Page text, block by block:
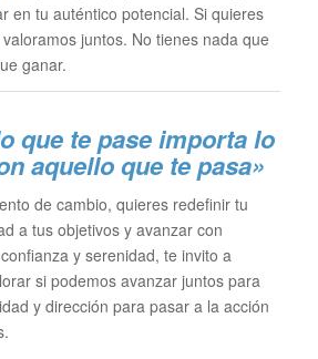
en tu auténtico potencial. Si quieres
juntos. No tienes nada que
ganar.
que te pase importa lo
aquello que te pasa»
de cambio, quieres redefinir tu
a tus objetivos y avanzar con
y serenidad, te invito a
si podemos avanzar juntos para
y dirección para pasar a la acción